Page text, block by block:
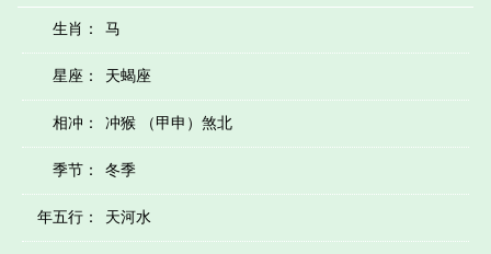
生肖： 马
星座： 天蝎座
相冲： 冲猴 （甲申）煞北
季节： 冬季
年五行： 天河水